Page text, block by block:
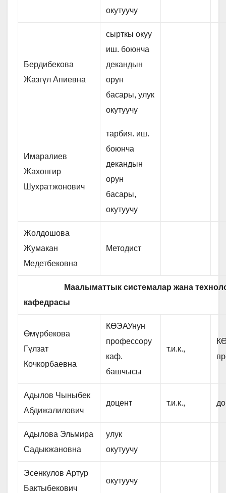
окутуучу
Бердибекова
Жазгүл Апиевна
сырткы окуу
иш. боюнча
декандын
орун
басары, улук
окутуучу
Имаралиев
Жахонгир
Шухратжонович
тарбия. иш.
боюнча
декандын
орун
басары,
окутуучу
Жолдошова
Жумакан
Медетбековна
Методист
Маалыматтык системалар жана
кафедрасы
Өмүрбекова
Гүлзат
Кочкорбаевна
КӨЭАУнун
профессору
каф.
башчысы
т.и.к.,
Адылов Чыныбек
Абдижалилович
доцент т.и.к.,
Адылова Эльмира
Садыкжановна
улук
окутуучу
Эсенкулов Артур
Бактыбекович
окутуучу